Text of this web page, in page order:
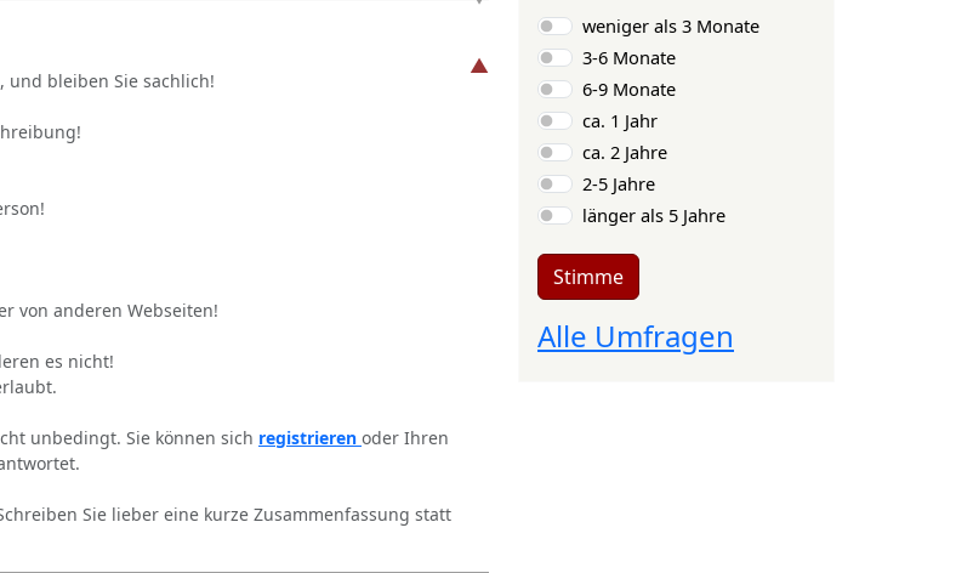
und bleiben Sie sachlich!
von anderen Webseiten!
es nicht!
unbedingt. Sie können sich registrieren oder Ihren
Sie lieber eine kurze Zusammenfassung statt
Auswahlmöglichkeiten
weniger als 3 Monate
3-6 Monate
6-9 Monate
ca. 1 Jahr
ca. 2 Jahre
2-5 Jahre
länger als 5 Jahre
Stimme
Alle Umfragen